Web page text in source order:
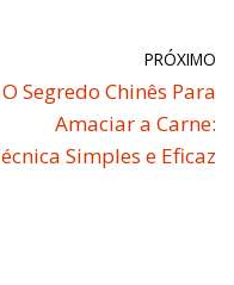
PRÓXIMO
O Segredo Chinês Para
Amaciar a Carne:
Simples e Eficaz